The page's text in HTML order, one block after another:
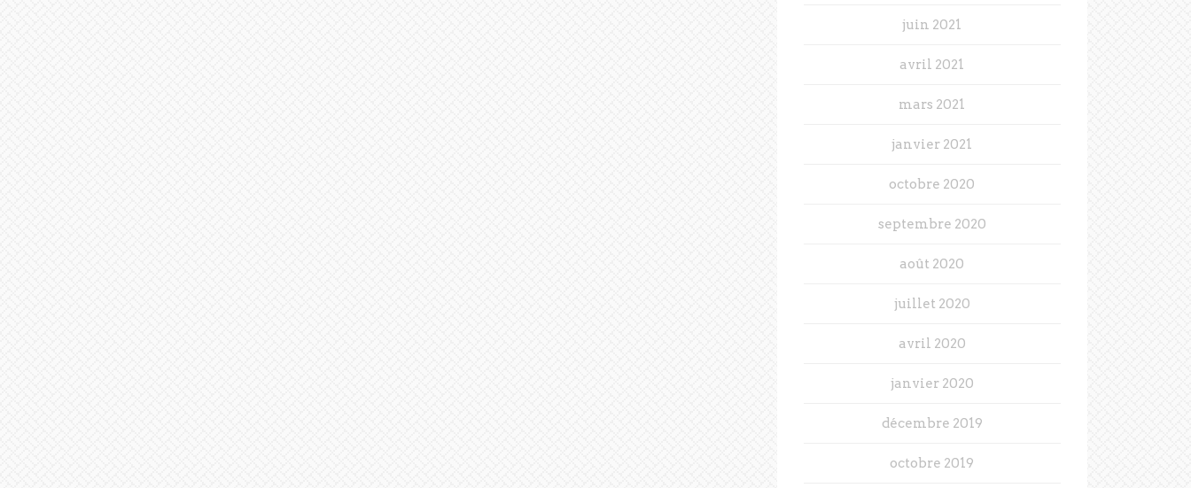
juin 2021
avril 2021
mars 2021
janvier 2021
octobre 2020
septembre 2020
août 2020
juillet 2020
avril 2020
janvier 2020
décembre 2019
octobre 2019